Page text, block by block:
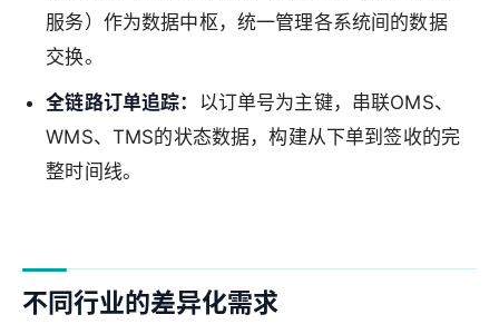
服务）作为数据中枢，统一管理各系统间的数据
交换。
全链路订单追踪： 以订单号为主键，串联OMS、
WMS、TMS的状态数据，构建从下单到签收的完
整时间线。
不同行业的差异化需求